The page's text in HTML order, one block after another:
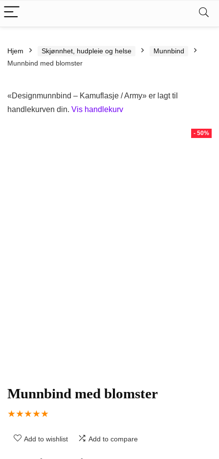
Hjem Skjønnhet, hudpleie og helse
Munnbind
Munnbind med blomster
«Designmunnbind – Kamuflasje / Army» er lagt til
handlekurven din. Vis handlekurv
- 50%
Munnbind med blomster
★★★★★
Add to wishlist Add to compare